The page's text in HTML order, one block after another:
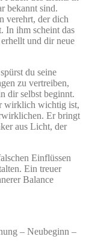
bekannt sind.
verehrt, der dich
In ihm scheint das
und dir neue
du seine
zu vertreiben,
dir selbst beginnt.
wirklich wichtig ist,
Er bringt
aus Licht, der
Einflüssen
Ein treuer
Balance
– Neubeginn –